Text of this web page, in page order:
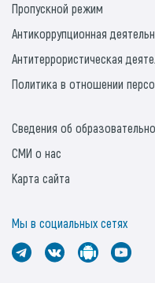
Пропускной режим
Антикоррупционная
Антитеррористическая
Политика в отношении
Сведения об
СМИ о нас
Карта сайта
Мы в социальных сетях